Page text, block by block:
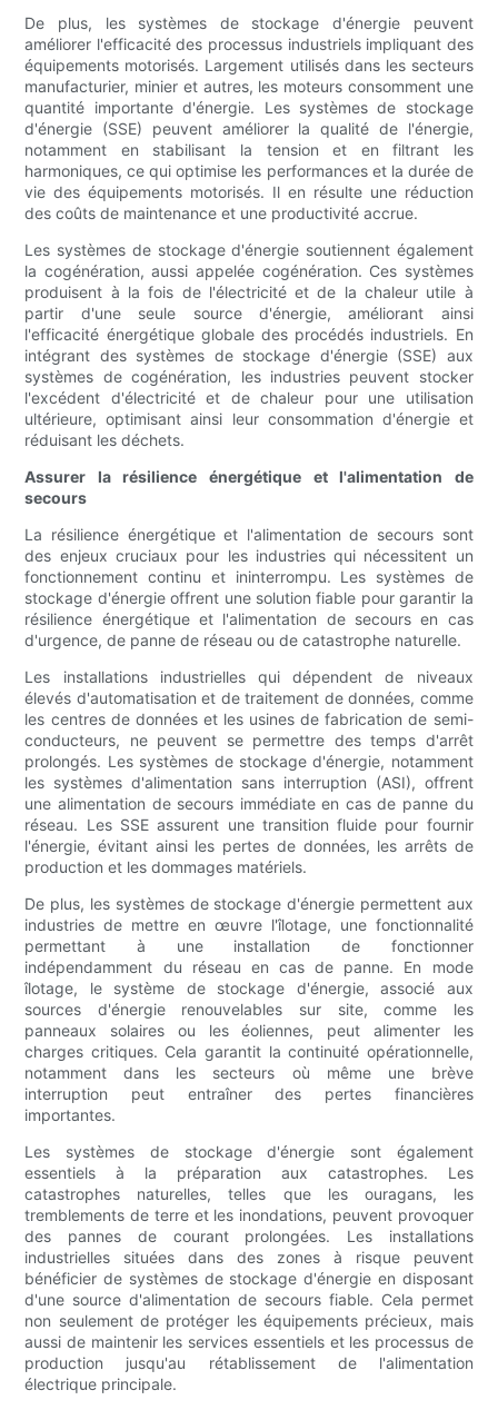
De plus, les systèmes de stockage d'énergie peuvent
améliorer l'efficacité des processus industriels impliquant des
équipements motorisés. Largement utilisés dans les secteurs
manufacturier, minier et autres, les moteurs consomment une
quantité importante d'énergie. Les systèmes de stockage
d'énergie (SSE) peuvent améliorer la qualité de l'énergie,
notamment en stabilisant la tension et en filtrant les
harmoniques, ce qui optimise les performances et la durée de
vie des équipements motorisés. Il en résulte une réduction
des coûts de maintenance et une productivité accrue.
Les systèmes de stockage d'énergie soutiennent également
la cogénération, aussi appelée cogénération. Ces systèmes
produisent à la fois de l'électricité et de la chaleur utile à
partir d'une seule source d'énergie, améliorant ainsi
l'efficacité énergétique globale des procédés industriels. En
intégrant des systèmes de stockage d'énergie (SSE) aux
systèmes de cogénération, les industries peuvent stocker
l'excédent d'électricité et de chaleur pour une utilisation
ultérieure, optimisant ainsi leur consommation d'énergie et
réduisant les déchets.
Assurer la résilience énergétique et l'alimentation de
secours
La résilience énergétique et l'alimentation de secours sont
des enjeux cruciaux pour les industries qui nécessitent un
fonctionnement continu et ininterrompu. Les systèmes de
stockage d'énergie offrent une solution fiable pour garantir la
résilience énergétique et l'alimentation de secours en cas
d'urgence, de panne de réseau ou de catastrophe naturelle.
Les installations industrielles qui dépendent de niveaux
élevés d'automatisation et de traitement de données, comme
les centres de données et les usines de fabrication de semi-
conducteurs, ne peuvent se permettre des temps d'arrêt
prolongés. Les systèmes de stockage d'énergie, notamment
les systèmes d'alimentation sans interruption (ASI), offrent
une alimentation de secours immédiate en cas de panne du
réseau. Les SSE assurent une transition fluide pour fournir
l'énergie, évitant ainsi les pertes de données, les arrêts de
production et les dommages matériels.
De plus, les systèmes de stockage d'énergie permettent aux
industries de mettre en œuvre l'îlotage, une fonctionnalité
permettant à une installation de fonctionner
indépendamment du réseau en cas de panne. En mode
îlotage, le système de stockage d'énergie, associé aux
sources d'énergie renouvelables sur site, comme les
panneaux solaires ou les éoliennes, peut alimenter les
charges critiques. Cela garantit la continuité opérationnelle,
notamment dans les secteurs où même une brève
interruption peut entraîner des pertes financières
importantes.
Les systèmes de stockage d'énergie sont également
essentiels à la préparation aux catastrophes. Les
catastrophes naturelles, telles que les ouragans, les
tremblements de terre et les inondations, peuvent provoquer
des pannes de courant prolongées. Les installations
industrielles situées dans des zones à risque peuvent
bénéficier de systèmes de stockage d'énergie en disposant
d'une source d'alimentation de secours fiable. Cela permet
non seulement de protéger les équipements précieux, mais
aussi de maintenir les services essentiels et les processus de
production jusqu'au rétablissement de l'alimentation
électrique principale.